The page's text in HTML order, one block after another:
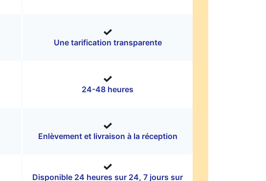
Une tarification transparente
24-48 heures
Enlèvement et livraison à la réception
Disponible 24 heures sur 24, 7 jours sur